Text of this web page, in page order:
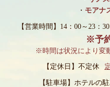
・ モアナ
【営業時間】14：00～23：30
※予
※時間は状況により変
【定休日】不定休
【駐車場】 ホテルの